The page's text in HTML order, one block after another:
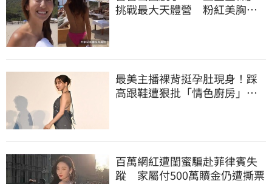
挑戰最大天體營 粉紅美胸被
最美主播裸背挺孕肚現身！踩
高跟鞋遭狠批「情色廚房」：
百萬網紅遭閨蜜騙赴菲律賓失
蹤 家屬付500萬贖金仍遭撕票